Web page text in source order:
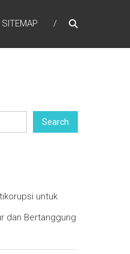
SITEMAP
Search
untuk
dan Bertanggung